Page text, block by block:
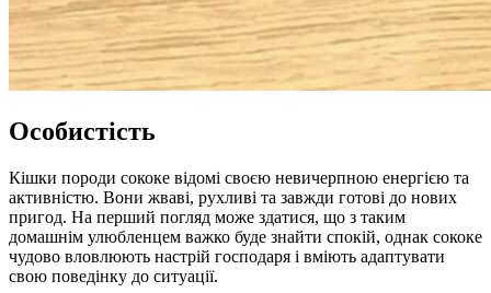
Особистість
Кішки породи сококе відомі своєю невичерпною енергією та
активністю. Вони жваві, рухливі та завжди готові до нових
пригод. На перший погляд може здатися, що з таким
домашнім улюбленцем важко буде знайти спокій, однак сококе
чудово вловлюють настрій господаря і вміють адаптувати
свою поведінку до ситуації.